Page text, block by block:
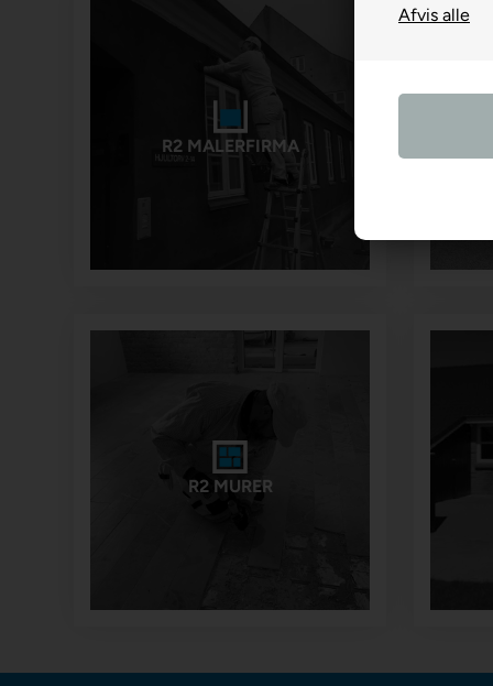
R2 MALERFIRMA
R2 MURER